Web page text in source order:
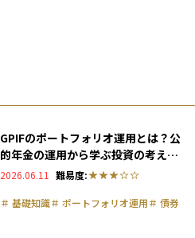
GPIFのポートフォリオ運用とは？公
的年金の運用から学ぶ投資の考え方
と最新実績をわかりやすく解説
2026.06.11 難易度:
＃ 基礎知識＃ ポートフォリオ運用＃ 債券